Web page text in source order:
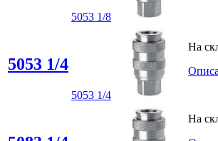
5053 1/8
5053 1/4
5053 1/4
На
На